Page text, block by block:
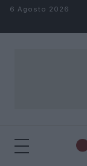
Salta al contenuto
6 Agosto 2026